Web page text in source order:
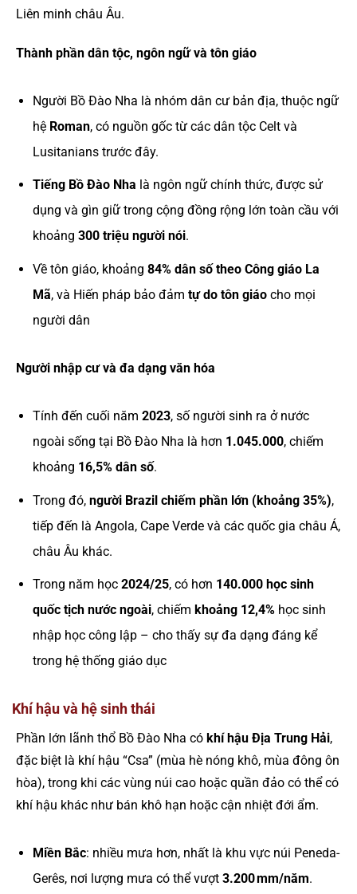
Liên minh châu Âu.
Thành phần dân tộc, ngôn ngữ và tôn giáo
Người Bồ Đào Nha là nhóm dân cư bản địa, thuộc ngữ
hệ Roman, có nguồn gốc từ các dân tộc Celt và
Lusitanians trước đây.
Tiếng Bồ Đào Nha là ngôn ngữ chính thức, được sử
dụng và gìn giữ trong cộng đồng rộng lớn toàn cầu với
khoảng 300 triệu người nói.
Về tôn giáo, khoảng 84% dân số theo Công giáo La
Mã, và Hiến pháp bảo đảm tự do tôn giáocho mọi
người dân
Người nhập cư và đa dạng văn hóa
Tính đến cuối năm 2023, số người sinh ra ở nước
ngoài sống tại Bồ Đào Nha là hơn 1.045.000, chiếm
khoảng 16,5% dân số.
Trong đó, người Brazil chiếm phần lớn (khoảng 35%),
tiếp đến là Angola, Cape Verde và các quốc gia châu Á,
châu Âu khác.
Trong năm học 2024/25, có hơn 140.000 học sinh
quốc tịch nước ngoài, chiếm khoảng 12,4%học sinh
nhập học công lập – cho thấy sự đa dạng đáng kể
trong hệ thống giáo dục
Khí hậu và hệ sinh thái
Phần lớn lãnh thổ Bồ Đào Nha có khí hậu Địa Trung Hải,
đặc biệt là khí hậu “Csa” (mùa hè nóng khô, mùa đông ôn
hòa), trong khi các vùng núi cao hoặc quần đảo có thể có
khí hậu khác như bán khô hạn hoặc cận nhiệt đới ẩm.
Miền Bắc: nhiều mưa hơn, nhất là khu vực núi Peneda-
Gerês, nơi lượng mưa có thể vượt 3.200 mm/năm.